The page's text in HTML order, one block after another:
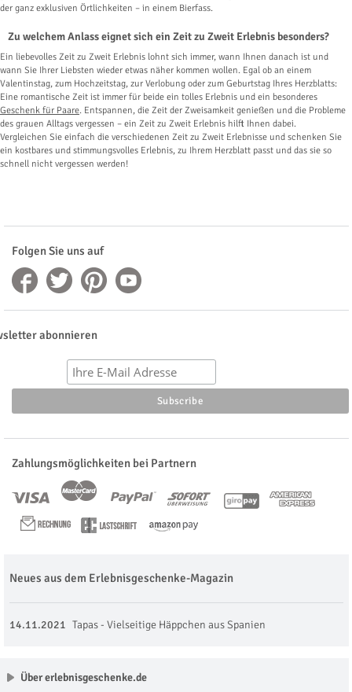
der ganz exklusiven Örtlichkeiten – in einem Bierfass.
Zu welchem Anlass eignet sich ein Zeit zu Zweit Erlebnis besonders?
Ein liebevolles Zeit zu Zweit Erlebnis lohnt sich immer, wann Ihnen danach ist und
wann Sie Ihrer Liebsten wieder etwas näher kommen wollen. Egal ob an einem
Valentinstag, zum Hochzeitstag, zur Verlobung oder zum Geburtstag Ihres Herzblatts:
Eine romantische Zeit ist immer für beide ein tolles Erlebnis und ein besonderes
Geschenk für Paare. Entspannen, die Zeit der Zweisamkeit genießen und die Probleme
des grauen Alltags vergessen – ein Zeit zu Zweit Erlebnis hilft Ihnen dabei.
Vergleichen Sie einfach die verschiedenen Zeit zu Zweit Erlebnisse und schenken Sie
ein kostbares und stimmungsvolles Erlebnis, zu Ihrem Herzblatt passt und das sie so
schnell nicht vergessen werden!
Folgen Sie uns auf
abonnieren
Zahlungsmöglichkeiten bei Partnern
Neues aus dem Erlebnisgeschenke-Magazin
14.11.2021 Tapas - Vielseitige Häppchen aus Spanien
Über erlebnisgeschenke.de